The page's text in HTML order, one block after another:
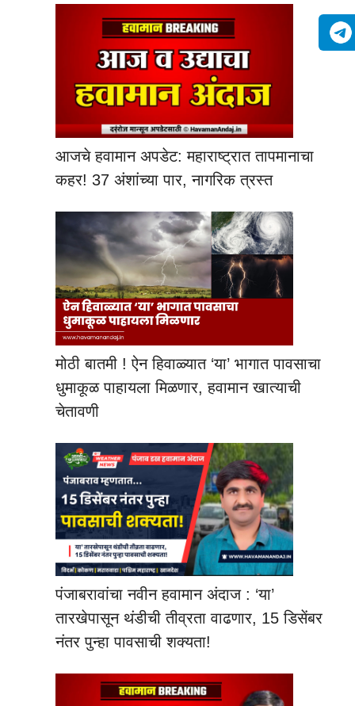
आजचे हवामान अपडेट: महाराष्ट्रात तापमानाचा
कहर! 37 अंशांच्या पार, नागरिक त्रस्त
मोठी बातमी ! ऐन हिवाळ्यात ‘या’ भागात पावसाचा
धुमाकूळ पाहायला मिळणार, हवामान खात्याची
चेतावणी
पंजाबरावांचा नवीन हवामान अंदाज : ‘या’
तारखेपासून थंडीची तीव्रता वाढणार, 15 डिसेंबर
नंतर पुन्हा पावसाची शक्यता!